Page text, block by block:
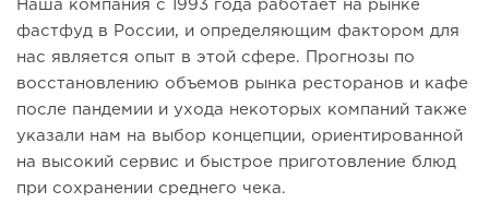
Наша компания с 1993 года работает на рынке
фастфуд в России, и определяющим фактором для
нас является опыт в этой сфере. Прогнозы по
восстановлению объемов рынка ресторанов и кафе
после пандемии и ухода некоторых компаний также
указали нам на выбор концепции, ориентированной
на высокий сервис и быстрое приготовление блюд
при сохранении среднего чека.